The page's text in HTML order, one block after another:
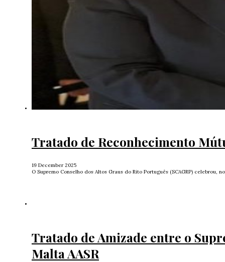
Tratado de Reconhecimento
19 December 2025
O Supremo Conselho dos Altos Graus do Rito Português (SCAGRP) celebrou,
Tratado de Amizade entre o
Malta AASR